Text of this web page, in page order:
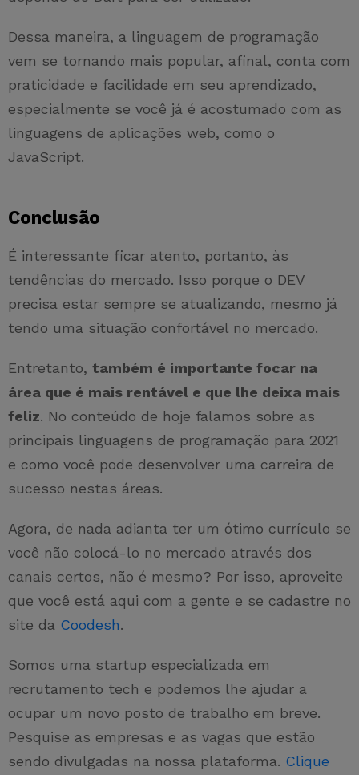
Dessa maneira, a linguagem de programação
vem se tornando mais popular, afinal, conta com
praticidade e facilidade em seu aprendizado,
especialmente se você já é acostumado com as
linguagens de aplicações web, como o
JavaScript.
Conclusão
É interessante ficar atento, portanto, às
tendências do mercado. Isso porque o DEV
precisa estar sempre se atualizando, mesmo já
tendo uma situação confortável no mercado.
Entretanto, também é importante focar na
área que é mais rentável e que lhe deixa mais
feliz. No conteúdo de hoje falamos sobre as
principais linguagens de programação para 2021
e como você pode desenvolver uma carreira de
sucesso nestas áreas.
Agora, de nada adianta ter um ótimo currículo se
você não colocá-lo no mercado através dos
canais certos, não é mesmo? Por isso, aproveite
que você está aqui com a gente e se cadastre no
site da Coodesh.
Somos uma startup especializada em
recrutamento tech e podemos lhe ajudar a
ocupar um novo posto de trabalho em breve.
Pesquise as empresas e as vagas que estão
sendo divulgadas na nossa plataforma. Clique